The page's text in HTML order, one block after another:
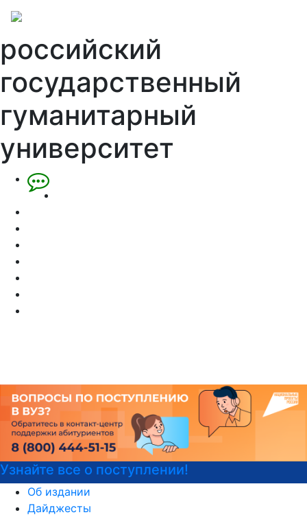
российский
государственный
гуманитарный
университет
Войска беспилотных
Об издании
Дайджесты